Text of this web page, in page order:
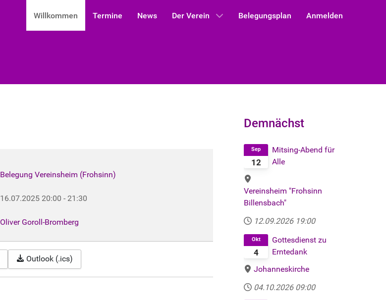
Willkommen Termine News Der Verein Belegungsplan Anmelden
Belegung Vereinsheim (Frohsinn)
16.07.2025 20:00 - 21:30
Oliver Goroll-Bromberg
Outlook (.ics)
Demnächst
12
Sep
Mitsing-Abend für
Alle
Vereinsheim "Frohsinn
Billensbach"
12.09.2026 19:00
4
Okt
Gottesdienst zu
Erntedank
Johanneskirche
04.10.2026 09:00